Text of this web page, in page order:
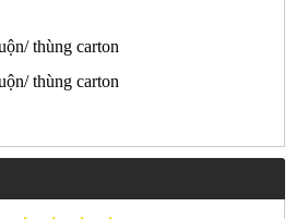
thùng carton
thùng carton